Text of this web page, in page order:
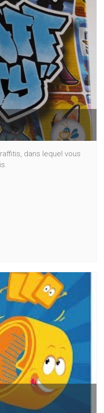
dans lequel vous